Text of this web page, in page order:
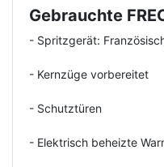
Description
Gebrauchte
- Spritzgerät:
- Kernzüge vorbereitet
- Schutztüren
- Elektrisch beheizte